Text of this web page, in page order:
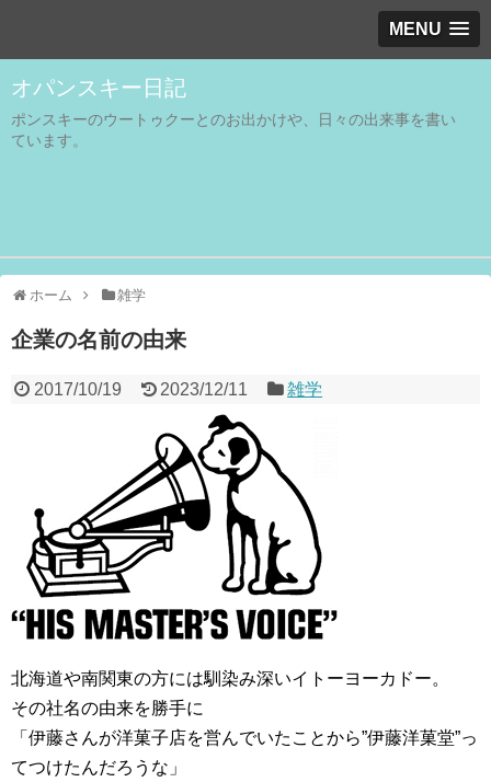
MENU
オパンスキー日記
ポンスキーのウートゥクーとのお出かけや、日々の出来事を書い
ています。
ホーム 雑学
企業の名前の由来
2017/10/19 2023/12/11 雑学
北海道や南関東の方には馴染み深いイトーヨーカドー。
その社名の由来を勝手に
「伊藤さんが洋菓子店を営んでいたことから”伊藤洋菓堂”っ
てつけたんだろうな」